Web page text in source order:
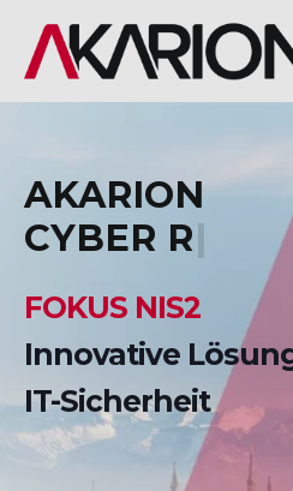
AKARION
|
FOKUS NIS2
Innovative
IT-Sicherheit